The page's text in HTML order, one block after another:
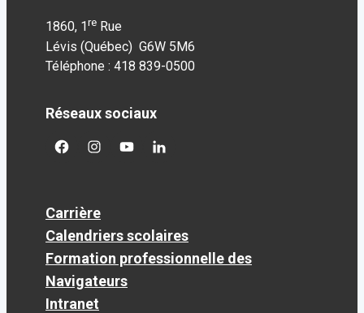
1860, 1 re Rue
Lévis (Québec) G6W 5M6
Téléphone : 418 839-0500
Réseaux sociaux
facebookgoogleplus
googleplusgoogleplus
Carrière
Calendriers scolaires
Formation professionnelle des
Navigateurs
Intranet